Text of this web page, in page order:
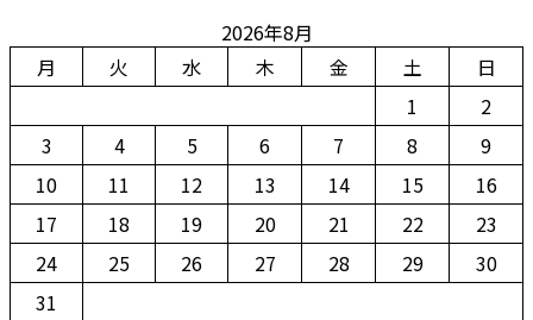
2026年8月
月
火 水 木 金 土
日
1
2
3
4 5 6 7 8
9
10
11 12 13 14 15
16
17
18 19 20 21 22
23
24
25 26 27 28 29
30
31